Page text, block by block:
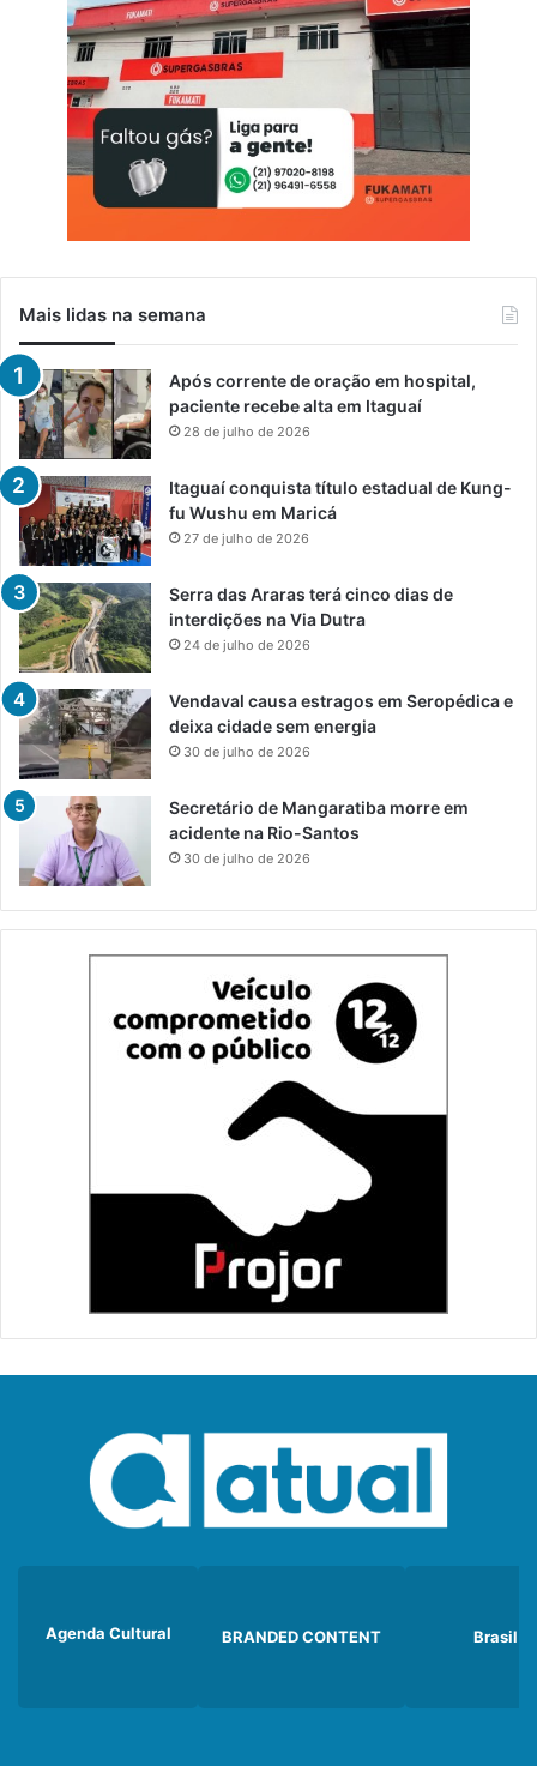
Mais lidas na semana
Após corrente de oração em hospital,
paciente recebe alta em Itaguaí
28 de julho de 2026
Itaguaí conquista título estadual de Kung-
fu Wushu em Maricá
27 de julho de 2026
Serra das Araras terá cinco dias de
interdições na Via Dutra
24 de julho de 2026
Vendaval causa estragos em Seropédica e
deixa cidade sem energia
30 de julho de 2026
Secretário de Mangaratiba morre em
acidente na Rio-Santos
30 de julho de 2026
Agenda Cultural BRANDED CONTENT Brasil